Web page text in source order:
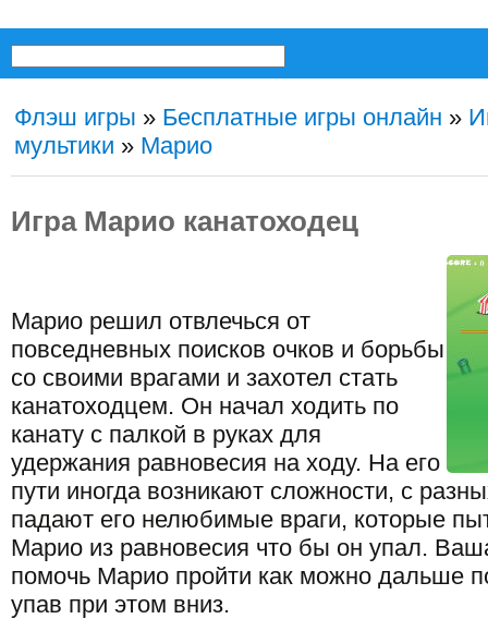
Флэш игры » Бесплатные игры онлайн »
мультики » Марио
Игра Марио канатоходец
Марио решил отвлечься от
повседневных поисков очков и борьбы
со своими врагами и захотел стать
канатоходцем. Он начал ходить по
канату с палкой в руках для
удержания равновесия на ходу. На его
пути иногда возникают сложности, с
падают его нелюбимые враги, которые
Марио из равновесия что бы он упал.
помочь Марио пройти как можно дальше
упав при этом вниз.